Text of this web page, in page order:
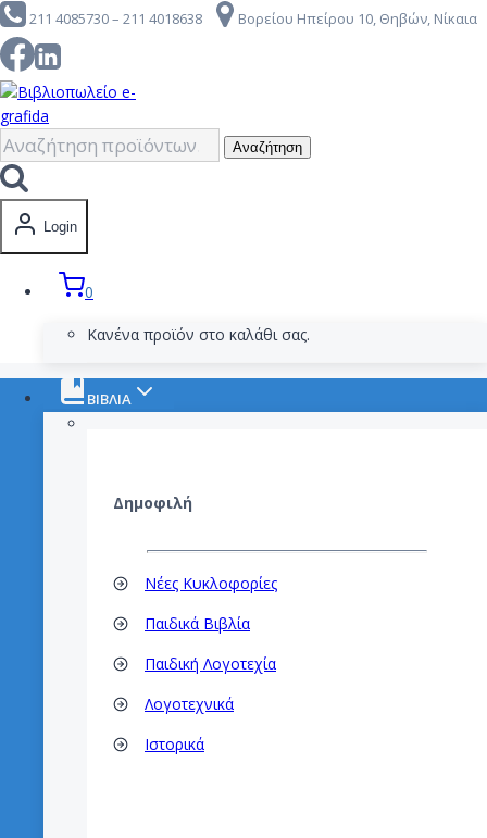
to
content
211 4085730 – 211 4018638 Βορείου Ηπείρου 10, Θηβών, Νίκαια
Αναζήτηση
για:
Αναζήτηση
Login
0
Κανένα προϊόν στο καλάθι σας.
ΒΙΒΛΙΑ
Δημοφιλή
Νέες Κυκλοφορίες
Παιδικά Βιβλία
Παιδική Λογοτεχία
Λογοτεχνικά
Ιστορικά